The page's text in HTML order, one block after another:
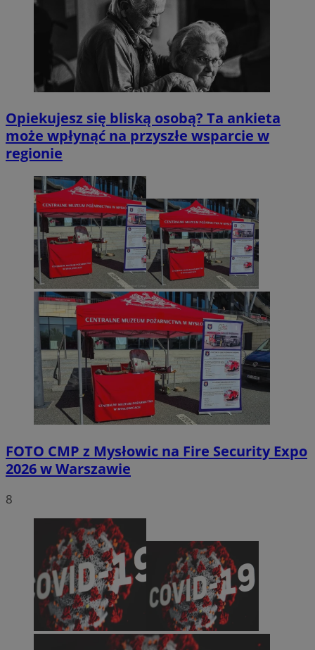
Opiekujesz się bliską osobą? Ta ankieta
może wpłynąć na przyszłe wsparcie w
regionie
FOTO CMP z Mysłowic na Fire Security Expo
2026 w Warszawie
8